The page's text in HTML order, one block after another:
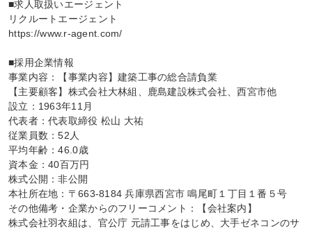
■求人取扱いエージェント
リクルートエージェント
https://www.r-agent.com/
■採用企業情報
事業内容：【事業内容】建築工事の総合請負業
【主要顧客】株式会社大林組、鹿島建設株式会社、西宮市他
設立：1963年11月
代表者：代表取締役 松山 大祐
従業員数：52人
平均年齢：46.0歳
資本金：40百万円
株式公開：非公開
本社所在地：〒663-8184 兵庫県西宮市 鳴尾町１丁目１番５号
その他備考・企業からのフリーコメント：【会社案内】
株式会社羽衣組は、官公庁 元請工事をはじめ、大手ゼネコンのサ